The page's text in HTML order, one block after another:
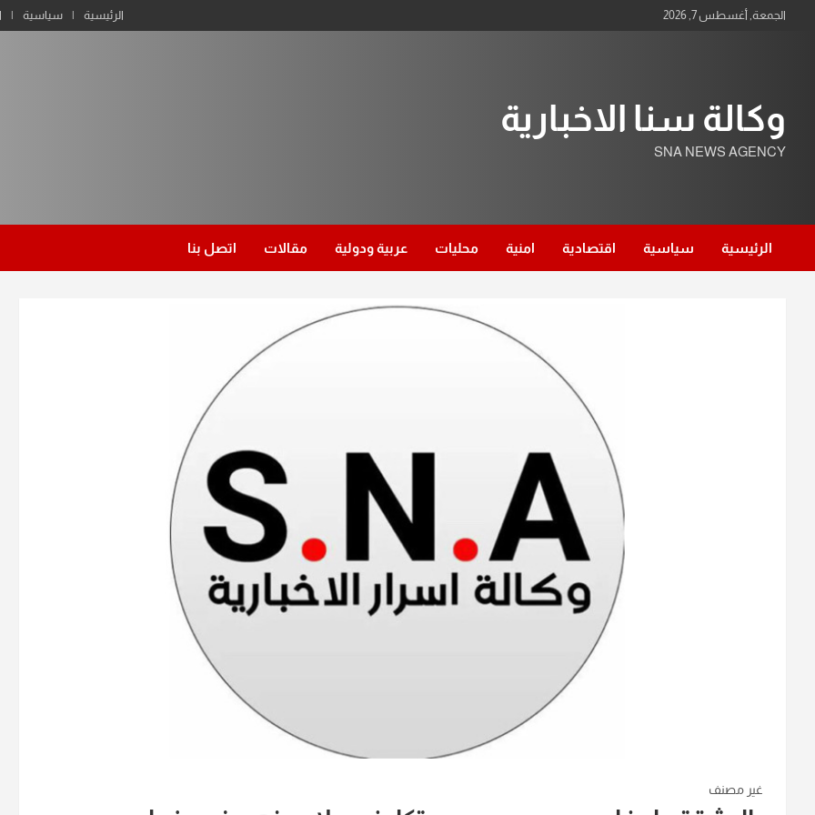
الجمعة, أغسطس 7, 2026 الرئيسية سياسية
وكالة سنا الاخبارية
SNA NEWS AGENCY
الرئيسية سياسية اقتصادية امنية محليات عربية ودولية مقالات اتصل بنا
غير مصنف